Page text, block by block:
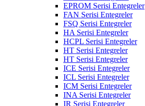
EPROM Serisi Entegreler
FAN Serisi Entegreler
FSQ Serisi Entegreler
HA Serisi Entegreler
HCPL Serisi Entegreler
HT Serisi Entegreler
HT Serisi Entegreler
ICE Serisi Entegreler
ICL Serisi Entegreler
ICM Serisi Entegreler
INA Serisi Entegreler
IR Serisi Entegreler